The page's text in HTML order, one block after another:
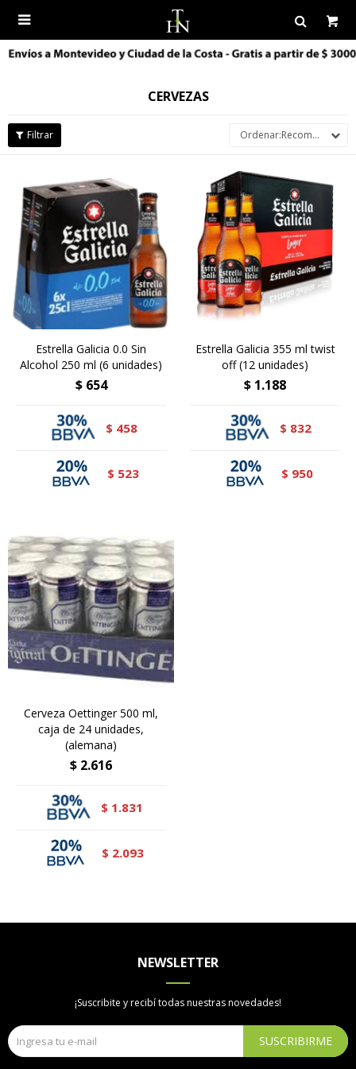

CERVEZAS
Recomendados
Estrella Galicia 0.0 Sin
Alcohol 250 ml (6 unidades)
$ 654
$ 458
$ 523
Estrella Galicia 355 ml twist
off (12 unidades)
$ 1.188
$ 832
$ 950
Cerveza Oettinger 500 ml,
caja de 24 unidades,
(alemana)
$ 2.616
$ 1.831
$ 2.093
NEWSLETTER
¡Suscribite y recibí todas nuestras novedades!
SUSCRIBIRME